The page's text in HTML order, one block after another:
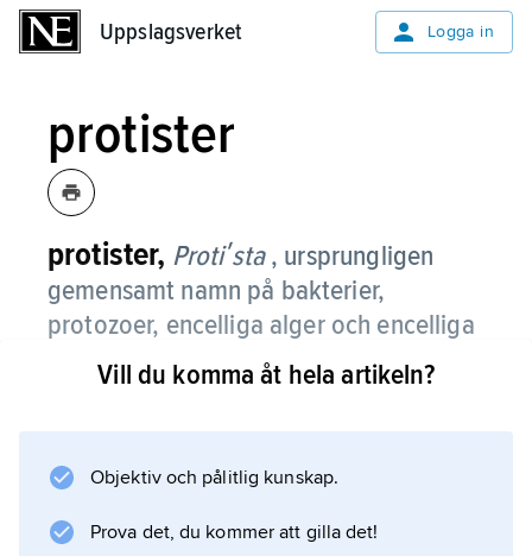
Uppslagsverket Logga in
protister
protister, Protiʹsta , ursprungligen
gemensamt namn på bakterier,
protozoer, encelliga alger och encelliga
svampar.
Protoctista
Vill du komma åt hela artikeln?
Objektiv och pålitlig kunskap.
Prova det, du kommer att gilla det!